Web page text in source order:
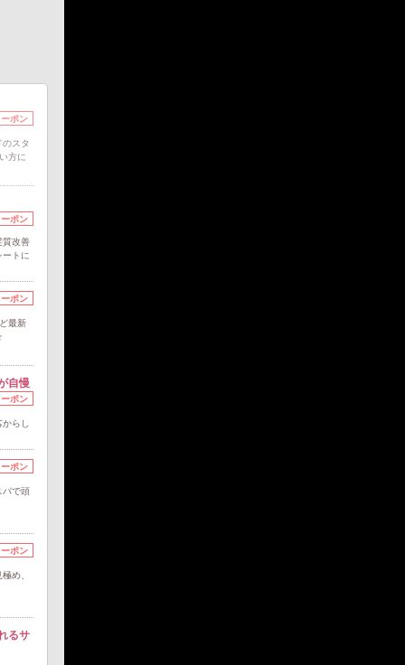
ポン
スタ
方に
ポン
質改善
ートに
ポン
最新
自慢
ポン
らし
ポン
パで頭
ポン
め、
るサ